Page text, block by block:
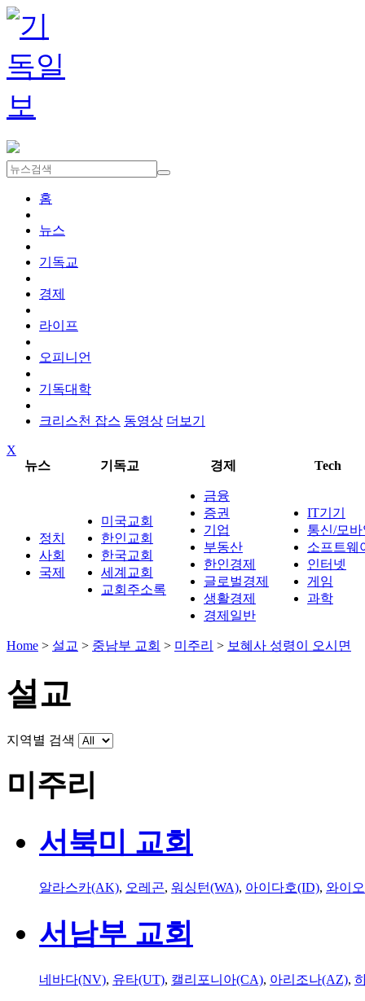
홈
뉴스
기독교
경제
라이프
오피니언
기독대학
크리스천 잡스 동영상 더보기
X
뉴스
기독교 경제 Tech
정치
사회
국제
미국교회
한인교회
한국교회
세계교회
교회주소록
금융
증권
기업
부동산
한인경제
글로벌경제
생활경제
경제일반
IT기기
통신/모
소프트웨
인터넷
게임
과학
Home > 설교 > 중남부 교회 > 미주리 > 보혜사 성령이 오시면
설교
지역별 검색
미주리
서북미 교회
알라스카(AK), 오레곤, 워싱턴(WA), 아이다호(ID), 와이
서남부 교회
네바다(NV), 유타(UT), 캘리포니아(CA), 아리조나(AZ),